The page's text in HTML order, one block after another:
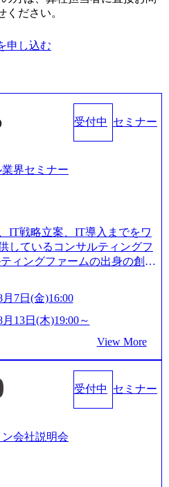
ください。
申し込む
受付中 セミナー
業界セミナー
IT戦略立案、IT導入までをワ
しているコンサルティングフ
ィングファームの出身の創業
る会社をつくりたい」「胸を
ような家族的な組織をつくり
立 PwC・アクセンチュアとい
社員が活躍しており、働きや
るため、定着率が高いことか
4年連続ベストカンパニーに選
均30時間程度 事業/IT戦略立案
ント、最先端テクノロジーの
ョンを掲げ、クライアント目
当に価値のある成果を提供し
月7日(金)16:00
月13日(木)19:00～
View More
受付中 セミナー
ン会社説明会